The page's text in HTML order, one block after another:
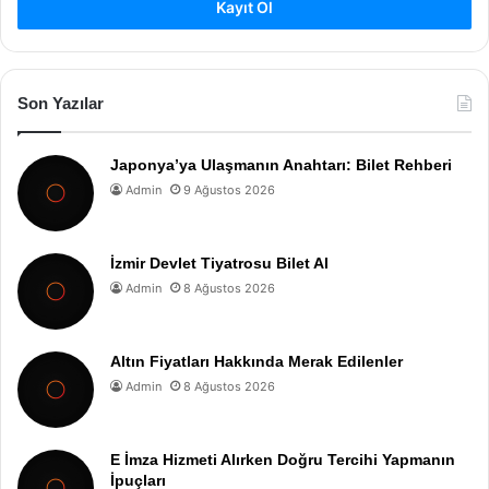
Kayıt Ol
Son Yazılar
Japonya’ya Ulaşmanın Anahtarı: Bilet Rehberi
Admin 9 Ağustos 2026
İzmir Devlet Tiyatrosu Bilet Al
Admin 8 Ağustos 2026
Altın Fiyatları Hakkında Merak Edilenler
Admin 8 Ağustos 2026
E İmza Hizmeti Alırken Doğru Tercihi Yapmanın
İpuçları